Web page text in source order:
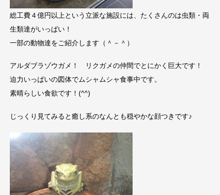
総工費４億円以上という立派な施設には、たくさんのは虫類・両
生類達がいっぱい！
一部の動物達をご紹介します（＾－＾）
アルダブラゾウガメ！ リクガメの仲間でとにかく巨大です！
迫力いっぱいの図体でムシャムシャ食事中です。
素晴らしい食欲です！(^^)
じっくり見てみると癒し系のなんとも穏やかな顔つきです♪